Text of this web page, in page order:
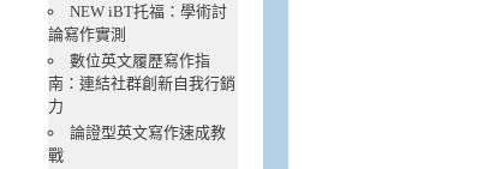
NEW iBT托福：學術討
論寫作實測
數位英文履歷寫作指
南：連結社群創新自我行銷
力
論證型英文寫作速成教
戰